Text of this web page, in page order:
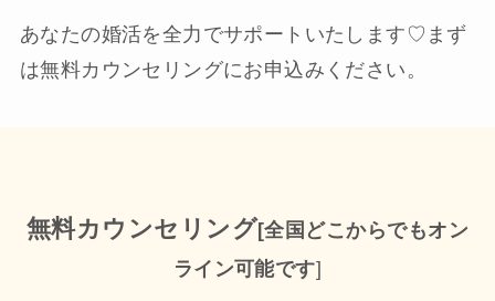
あなたの婚活を全力でサポートいたします♡まず
は無料カウンセリングにお申込みください。
無料カウンセリング[全国どこからでもオン
ライン可能です]